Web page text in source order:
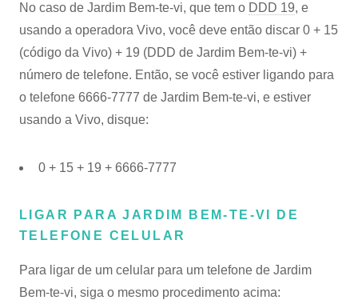
No caso de Jardim Bem-te-vi, que tem o DDD 19, e
usando a operadora Vivo, você deve então discar 0 + 15
(código da Vivo) + 19 (DDD de Jardim Bem-te-vi) +
número de telefone. Então, se você estiver ligando para
o telefone 6666-7777 de Jardim Bem-te-vi, e estiver
usando a Vivo, disque:
0 + 15 + 19 + 6666-7777
LIGAR PARA JARDIM BEM-TE-VI DE
TELEFONE CELULAR
Para ligar de um celular para um telefone de Jardim
Bem-te-vi, siga o mesmo procedimento acima: